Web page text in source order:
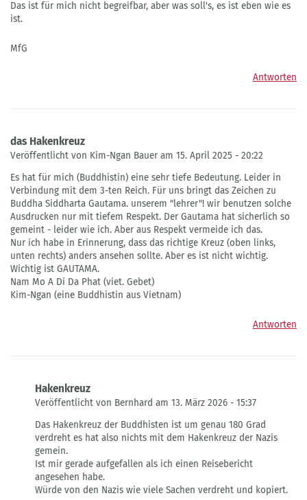
Das ist für mich nicht begreifbar, aber was soll's, es ist eben wie es
ist.
MfG
Antworten
das Hakenkreuz
Veröffentlicht von Kim-Ngan Bauer am 15. April 2025 - 20:22
Es hat für mich (Buddhistin) eine sehr tiefe Bedeutung. Leider in
Verbindung mit dem 3-ten Reich. Für uns bringt das Zeichen zu
Buddha Siddharta Gautama. unserem "lehrer"! wir benutzen solche
Ausdrucken nur mit tiefem Respekt. Der Gautama hat sicherlich so
gemeint - leider wie ich. Aber aus Respekt vermeide ich das.
Nur ich habe in Erinnerung, dass das richtige Kreuz (oben links,
unten rechts) anders ansehen sollte. Aber es ist nicht wichtig.
Wichtig ist GAUTAMA.
Nam Mo A Di Da Phat (viet. Gebet)
Kim-Ngan (eine Buddhistin aus Vietnam)
Antworten
Hakenkreuz
Veröffentlicht von Bernhard am 13. März 2026 - 15:37
auf
das
Hakenkreuz
von
Kim-
Ngan
Das Hakenkreuz der Buddhisten ist um genau 180 Grad
verdreht es hat also nichts mit dem Hakenkreuz der Nazis
gemein.
Ist mir gerade aufgefallen als ich einen Reisebericht
angesehen habe.
Würde von den Nazis wie viele Sachen verdreht und kopiert.